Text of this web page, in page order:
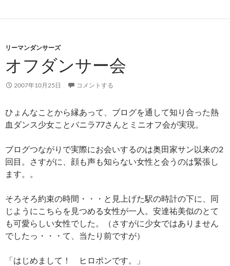
リーマンダンサーズ
オフダンサー会
2007年10月25日 コメントする
ひょんなことから縁あって、ブログを通して知り合った熱
血ダンス少女ことバニラ77さんとミニオフ会が実現。
ブログつながりで実際にお会いするのは奥田家サン以来の2
回目。さすがに、顔も声も知らない女性と会うのは緊張し
ます。。
そろそろ約束の時間・・・と見上げた駅の時計の下に、同
じようにこちらを見つめる女性が一人。安達祐美似のとて
も可愛らしい女性でした。（さすがに少女ではありません
でしたっ・・・て、当たり前ですが）
「はじめまして！ ヒロポンです。」